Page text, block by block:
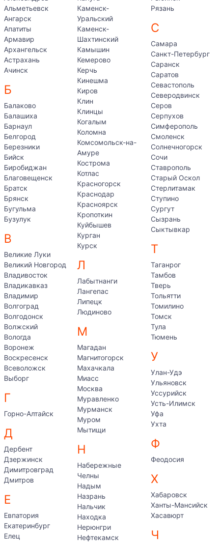
Альметьевск
Ангарск
Апатиты
Армавир
Архангельск
Астрахань
Ачинск
Б
Балаково
Балашиха
Барнаул
Белгород
Березники
Бийск
Биробиджан
Благовещенск
Братск
Брянск
Бугульма
Бузулук
В
Великие Луки
Великий Новгород
Владивосток
Владикавказ
Владимир
Волгоград
Волгодонск
Волжский
Вологда
Воронеж
Воскресенск
Всеволожск
Выборг
Г
Горно-Алтайск
Д
Дербент
Дзержинск
Димитровград
Дмитров
Е
Евпатория
Екатеринбург
Елец
Каменск-
Уральский
Каменск-
Шахтинский
Камышин
Кемерово
Керчь
Кинешма
Киров
Клин
Клинцы
Когалым
Коломна
Комсомольск-на-
Амуре
Кострома
Котлас
Красногорск
Краснодар
Красноярск
Кропоткин
Куйбышев
Курган
Курск
Л
Лабытнанги
Лангепас
Липецк
Людиново
М
Магадан
Магнитогорск
Махачкала
Миасс
Москва
Муравленко
Мурманск
Муром
Мытищи
Н
Набережные
Челны
Надым
Назрань
Нальчик
Находка
Нерюнгри
Нефтекамск
Рязань
С
Самара
Санкт-Петербург
Саранск
Саратов
Севастополь
Северодвинск
Серов
Серпухов
Симферополь
Смоленск
Солнечногорск
Сочи
Ставрополь
Старый Оскол
Стерлитамак
Ступино
Сургут
Сызрань
Сыктывкар
Т
Таганрог
Тамбов
Тверь
Тольятти
Томилино
Томск
Тула
Тюмень
У
Улан-Удэ
Ульяновск
Уссурийск
Усть-Илимск
Уфа
Ухта
Ф
Феодосия
Х
Хабаровск
Ханты-Мансийск
Хасавюрт
Ч